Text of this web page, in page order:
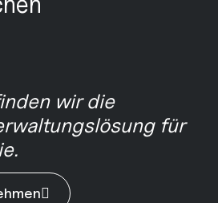
wir die
für